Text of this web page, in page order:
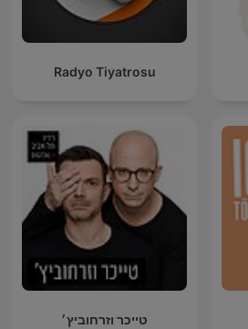
Radyo Tiyatrosu
טייכר וזרחוביץ׳